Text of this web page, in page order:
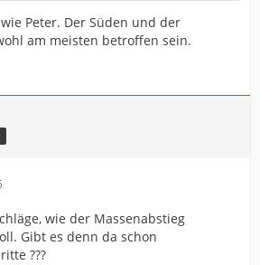
Peter. Der Süden und der
am meisten betroffen sein.
wie der Massenabstieg
Gibt es denn da schon
???